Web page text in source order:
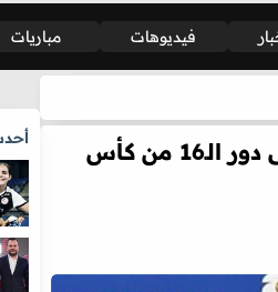
فيديوهات مباريات
فيديو | بالتاج الملكي.. كيف احتفل محمد صلاح بتأهل مصر إلى دور الـ16 من كأس